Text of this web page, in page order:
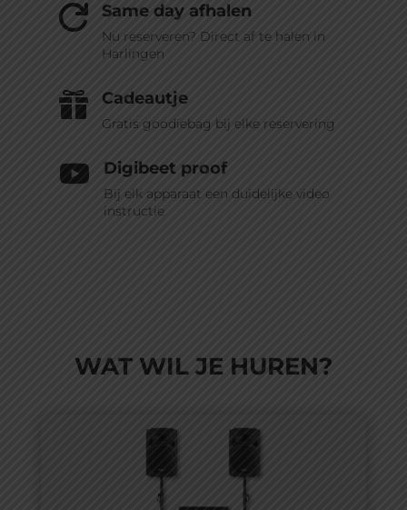
 Same day afhalen
Nu reserveren? Direct af te halen in
Harlingen
 Cadeautje
Gratis goodiebag bij elke reservering
 Digibeet proof
Bij elk apparaat een duidelijke video
instructie
WAT WIL JE HUREN?